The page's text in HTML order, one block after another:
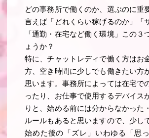
どの事務所で働くのか、選ぶのに重
言えば「どれくらい稼げるのか」「
「通勤・在宅など働く環境」この３
ょうか？
特に、チャットレディで働く方はお
方、空き時間に少しでも働きたい方
思います。事務所によっては在宅で
ったり、お仕事で使用するデバイス
りと、始める前には分からなかった
ルールもあると思いますので、少し
始めた後の「ズレ」いわゆる「思